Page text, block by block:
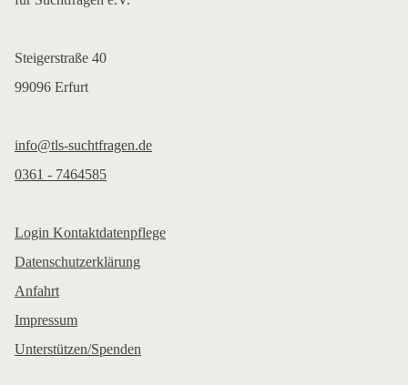
Steigerstraße 40
99096 Erfurt
info@tls-suchtfragen.de
0361 - 7464585
Login Kontaktdatenpflege
Datenschutzerklärung
Anfahrt
Impressum
Unterstützen/Spenden